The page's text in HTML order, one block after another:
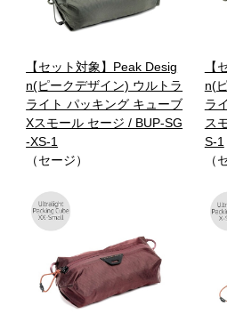
【セット対象】Peak Desig
n(ピークデザイン) ウルトラ
ライト パッキング キューブ
Xスモール セージ / BUP-SG
-XS-1
（セージ）
【
n(
ラ
ス
S-1
（